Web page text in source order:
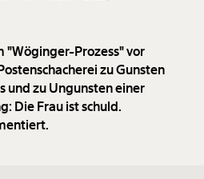
"Wöginger-Prozess" vor
zu Gunsten
und zu Ungunsten einer
Die Frau ist schuld.